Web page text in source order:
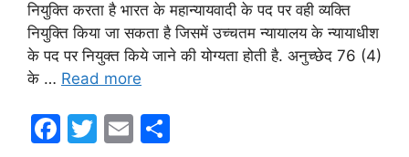
नियुक्ति करता है भारत के महान्यायवादी के पद पर वही व्यक्ति
नियुक्ति किया जा सकता है जिसमें उच्चतम न्यायालय के न्यायाधीश
के पद पर नियुक्त किये जाने की योग्यता होती है. अनुच्छेद 76 (4)
के … Read more
F
T
E